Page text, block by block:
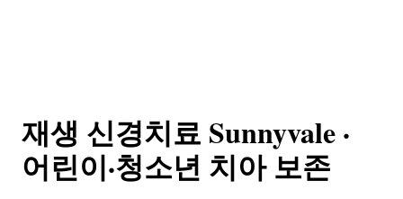
재생 신경치료 Sunnyvale ·
어린이·청소년 치아 보존